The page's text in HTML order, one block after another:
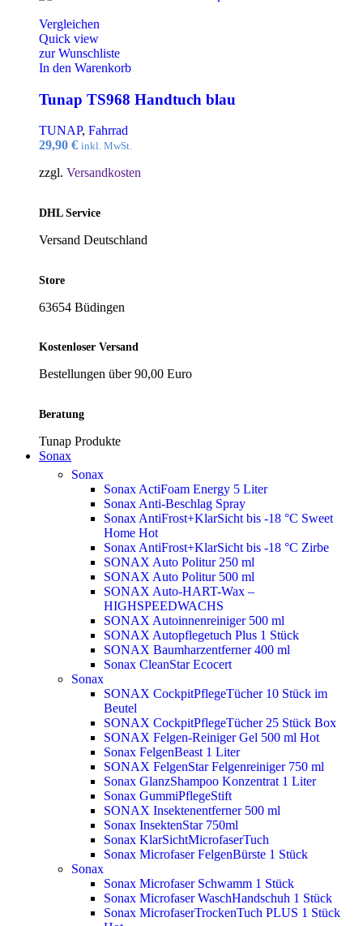
Vergleichen
Quick view
zur Wunschliste
In den Warenkorb
Tunap TS968 Handtuch blau
TUNAP, Fahrrad
29,90 € inkl. MwSt.
zzgl. Versandkosten
DHL Service
Versand Deutschland
Store
63654 Büdingen
Kostenloser Versand
Bestellungen über 90,00 Euro
Beratung
Tunap Produkte
Sonax
Sonax
Sonax ActiFoam Energy 5 Liter
Sonax Anti-Beschlag Spray
Sonax AntiFrost+KlarSicht bis -18 °C Sweet
Home Hot
Sonax AntiFrost+KlarSicht bis -18 °C Zirbe
SONAX Auto Politur 250 ml
SONAX Auto Politur 500 ml
SONAX Auto-HART-Wax –
HIGHSPEEDWACHS
SONAX Autoinnenreiniger 500 ml
SONAX Autopflegetuch Plus 1 Stück
SONAX Baumharzentferner 400 ml
Sonax CleanStar Ecocert
Sonax
SONAX CockpitPflegeTücher 10 Stück im
Beutel
SONAX CockpitPflegeTücher 25 Stück Box
SONAX Felgen-Reiniger Gel 500 ml Hot
Sonax FelgenBeast 1 Liter
SONAX FelgenStar Felgenreiniger 750 ml
Sonax GlanzShampoo Konzentrat 1 Liter
Sonax GummiPflegeStift
SONAX Insektenentferner 500 ml
Sonax InsektenStar 750ml
Sonax KlarSichtMicrofaserTuch
Sonax Microfaser FelgenBürste 1 Stück
Sonax
Sonax Microfaser Schwamm 1 Stück
Sonax Microfaser WaschHandschuh 1 Stück
Sonax MicrofaserTrockenTuch PLUS 1 Stück